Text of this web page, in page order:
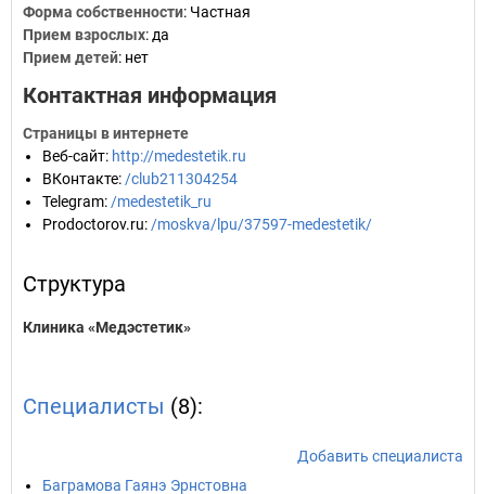
Форма собственности: Частная
Прием взрослых: да
Прием детей: нет
Контактная информация
Страницы в интернете
Веб-сайт: http://medestetik.ru
ВКонтакте: /club211304254
Telegram: /medestetik_ru
Prodoctorov.ru: /moskva/lpu/37597-medestetik/
Структура
Клиника «Медэстетик»
Специалисты (8):
Добавить специалиста
Баграмова Гаянэ Эрнстовна